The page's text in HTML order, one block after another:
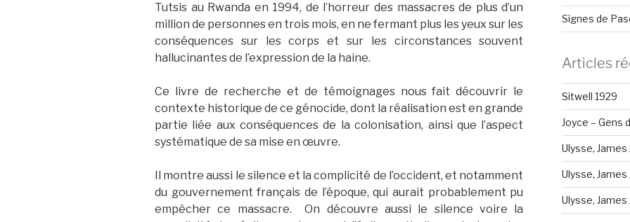
Tutsis au Rwanda en 1994, de l’horreur des massacres de plus d’un
million de personnes en trois mois, en ne fermant plus les yeux sur les
conséquences sur les corps et sur les circonstances souvent
hallucinantes de l’expression de la haine.
Ce livre de recherche et de témoignages nous fait découvrir le
contexte historique de ce génocide, dont la réalisation est en grande
partie liée aux conséquences de la colonisation, ainsi que l’aspect
systématique de sa mise en œuvre.
Il montre aussi le silence et la complicité de l’occident, et notamment
du gouvernement français de l’époque, qui aurait probablement pu
empêcher ce massacre. On découvre aussi le silence voire la
Signes de
Articles
Sitwell 1929
Joyce – Gens
Ulysse, James
Ulysse, James
Ulysse, James